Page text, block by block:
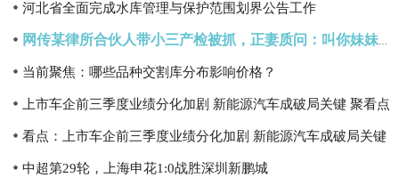
河北省全面完成水库管理与保护范围划界公告工作
当前聚焦：哪些品种交割库分布影响价格？
上市车企前三季度业绩分化加剧 新能源汽车成破局关键 聚看点
看点：上市车企前三季度业绩分化加剧 新能源汽车成破局关键
中超第29轮，上海申花1:0战胜深圳新鹏城